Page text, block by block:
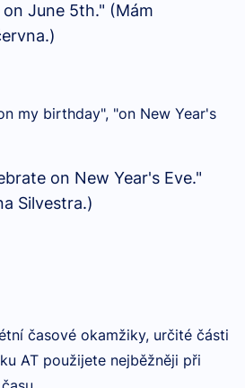
June 5th." (Mám
my birthday", "on New Year's
on New Year's Eve."
Silvestra.)
časové okamžiky, určité části
AT použijete nejběžněji při